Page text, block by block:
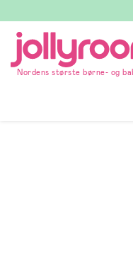
till
innehållet
Nordens største børne- og